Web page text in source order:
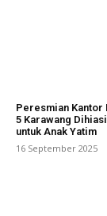
Peresmian Kantor
5 Karawang
untuk Anak Yatim
16 September 2025